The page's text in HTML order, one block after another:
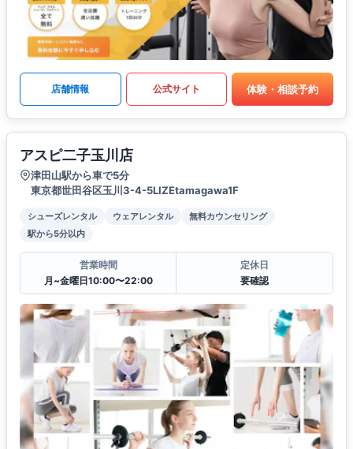
店舗情報 公式サイト 体験・相談予約
アスピ二子玉川店
津田山駅から車で5分
東京都世田谷区玉川3-4-5LIZEtamagawa1F
シューズレンタル ウェアレンタル
無料カウンセリング
駅から5分以内
営業時間
月~金曜日10:00〜22:00
定休日
要確認